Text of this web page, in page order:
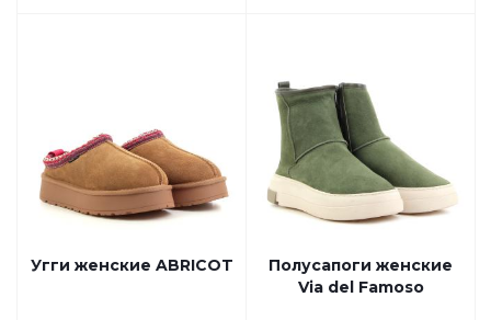
Угги женские ABRICOT
Полусапоги женские
Via del Famoso